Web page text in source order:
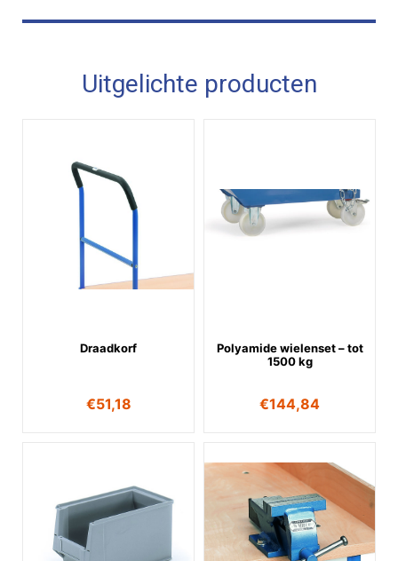
Uitgelichte producten
Draadkorf
€51,18
Polyamide wielenset – tot
1500 kg
€144,84